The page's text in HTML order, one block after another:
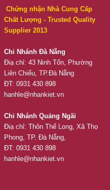
Chứng nhận Nhà Cung Cấp
Chất Lượng - Trusted Quality
Supplier 2013
Chi Nhánh Đà Nẵng
Điạ chỉ: 43 Ninh Tốn, Phường
Liên Chiểu, TP.Đà Nẵng
ĐT: 0931 430 898
hanhle@nhankiet.vn
Chi Nhánh Quảng Ngãi
Điạ chỉ: Thôn Thế Long, Xã Thọ
Phong, TP. Đà Nẵng,
ĐT: 0931 430 898
hanhle@nhankiet.vn